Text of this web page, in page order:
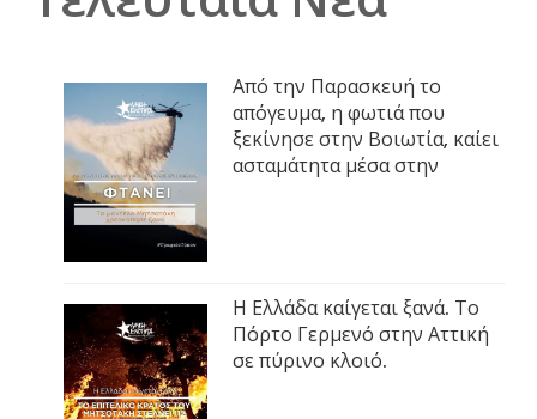
Από την Παρασκευή το
απόγευμα, η φωτιά που
ξεκίνησε στην Βοιωτία, καίει
ασταμάτητα μέσα στην
Η Ελλάδα καίγεται ξανά. Το
Πόρτο Γερμενό στην Αττική
σε πύρινο κλοιό.